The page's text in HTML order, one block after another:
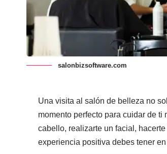
salonbizsoftware.com
Una visita al salón de belleza no
momento perfecto para cuidar de
cabello, realizarte un facial,
experiencia positiva debes tener